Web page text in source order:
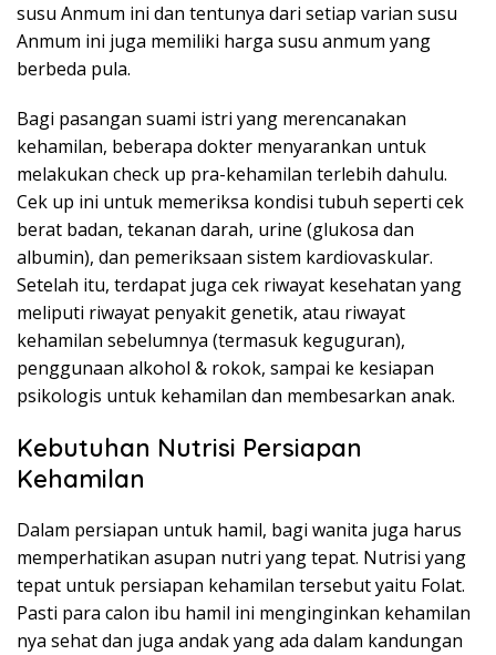
susu Anmum ini dan tentunya dari setiap varian susu
Anmum ini juga memiliki harga susu anmum yang
berbeda pula.
Bagi pasangan suami istri yang merencanakan
kehamilan, beberapa dokter menyarankan untuk
melakukan check up pra-kehamilan terlebih dahulu.
Cek up ini untuk memeriksa kondisi tubuh seperti cek
berat badan, tekanan darah, urine (glukosa dan
albumin), dan pemeriksaan sistem kardiovaskular.
Setelah itu, terdapat juga cek riwayat kesehatan yang
meliputi riwayat penyakit genetik, atau riwayat
kehamilan sebelumnya (termasuk keguguran),
penggunaan alkohol & rokok, sampai ke kesiapan
psikologis untuk kehamilan dan membesarkan anak.
Kebutuhan Nutrisi Persiapan
Kehamilan
Dalam persiapan untuk hamil, bagi wanita juga harus
memperhatikan asupan nutri yang tepat. Nutrisi yang
tepat untuk persiapan kehamilan tersebut yaitu Folat.
Pasti para calon ibu hamil ini menginginkan kehamilan
nya sehat dan juga andak yang ada dalam kandungan